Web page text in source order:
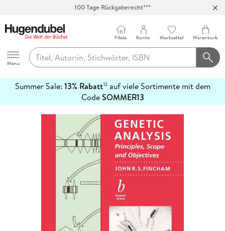
100 Tage Rückgaberecht***
Hugendubel
Menu
Filiale Konto Merkzettel Warenkorb
Summer Sale: 13% Rabatt12auf viele Sortimente mit dem
CodeSOMMER13
erfahren